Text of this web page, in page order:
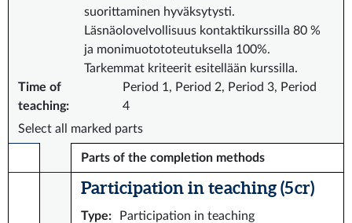
suorittaminen hyväksytysti.
Läsnäolovelvollisuus kontaktikurssilla 80 %
ja monimuotototeutuksella 100%.
Tarkemmat kriteerit esitellään kurssilla.
Time of
teaching:
Period 1, Period 2, Period 3, Period
4
Select all marked parts
Parts of the completion methods
Participation in teaching (5 cr)
Type:
Participation in teaching